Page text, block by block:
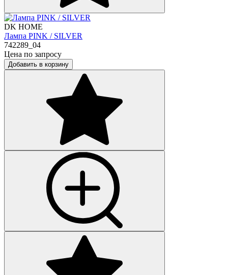
DK HOME
Лампа PINK / SILVER
742289_04
Цена по запросу
Добавить в корзину